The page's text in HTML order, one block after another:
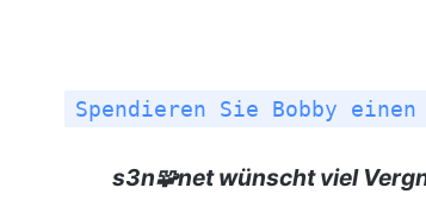
Spendieren Sie Bobby
s3n🧩net wünscht viel